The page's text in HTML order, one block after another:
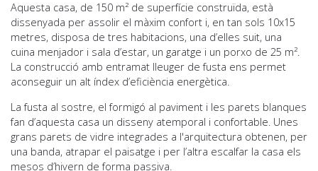
Aquesta casa, de 150 m² de superfície construïda, està
dissenyada per assolir el màxim confort i, en tan sols 10x15
metres, disposa de tres habitacions, una d’elles suit, una
cuina menjador i sala d’estar, un garatge i un porxo de 25 m².
La construcció amb entramat lleuger de fusta ens permet
aconseguir un alt índex d’eficiència energètica.
La fusta al sostre, el formigó al paviment i les parets blanques
fan d’aquesta casa un disseny atemporal i confortable. Unes
grans parets de vidre integrades a l'arquitectura obtenen, per
una banda, atrapar el paisatge i per l’altra escalfar la casa els
mesos d’hivern de forma passiva.